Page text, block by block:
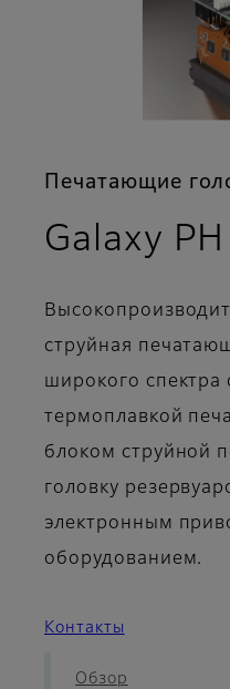
Печатающие
Galaxy
струйная
широкого спектра
термоплавкой
блоком струйной
головку
электронным
оборудованием.
Контакты
Обзор